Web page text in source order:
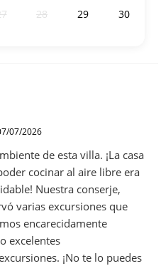
28 29
30
07/2026
de esta villa. ¡La casa
cocinar al aire libre era
Nuestra conserje,
varias excursiones que
encarecidamente
excelentes
¡No te lo puedes